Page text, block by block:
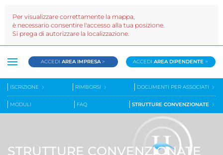
ACCEDIAREA IMPRESA > ACCEDIAREA DIPENDENTE >
ISCRIZIONE RIMBORSI DOCUMENTI PER ASSOCIATI
MODULI FAQ STRUTTURE CONVENZIONATE
STRUTTURE CONVENZIONATE
Per visualizzare correttamente la mappa,
è necessario consentire l'accesso alla tua posizione.
Si prega di autorizzare la localizzazione.